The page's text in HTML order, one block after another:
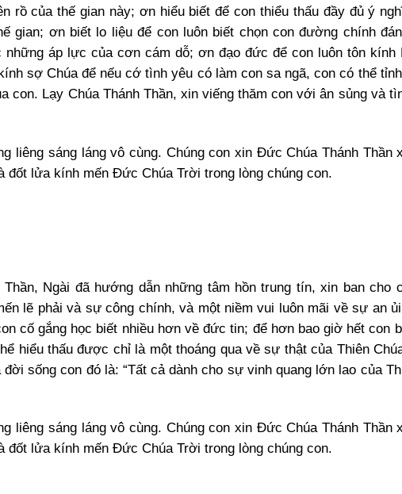
rồ của thế gian này; ơn hiểu biết để con thiểu thấu đầy đủ ý
gian; ơn biết lo liệu để con luôn biết chọn con đường chính
áp lực của cơn cám dỗ; ơn đạo đức để con luôn tôn kính
sợ Chúa để nếu cớ tình yêu có làm con sa ngã, con có thể
con. Lạy Chúa Thánh Thần, xin viếng thăm con với ân sủng và
liêng sáng láng vô cùng. Chúng con xin Đức Chúa Thánh Thần
lửa kính mến Đức Chúa Trời trong lòng chúng con.
Ngài đã hướng dẫn những tâm hồn trung tín, xin ban cho
lẽ phải và sự công chính, và một niềm vui luôn mãi về sự an
cố gắng học biết nhiều hơn về đức tin; để hơn bao giờ hết con
hiểu thấu được chỉ là một thoáng qua về sự thật của Thiên
sống con đó là: “Tất cả dành cho sự vinh quang lớn lao của
liêng sáng láng vô cùng. Chúng con xin Đức Chúa Thánh Thần
đốt lửa kính mến Đức Chúa Trời trong lòng chúng con.